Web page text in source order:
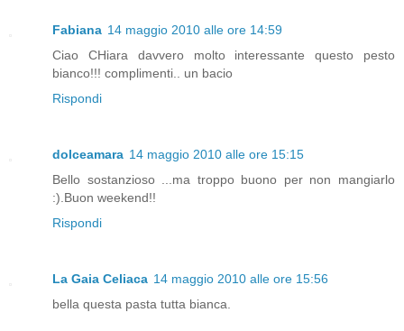
Fabiana 14 maggio 2010 alle ore 14:59
Ciao CHiara davvero molto interessante questo pesto
bianco!!! complimenti.. un bacio
Rispondi
dolceamara 14 maggio 2010 alle ore 15:15
Bello sostanzioso ...ma troppo buono per non mangiarlo
:).Buon weekend!!
Rispondi
La Gaia Celiaca 14 maggio 2010 alle ore 15:56
bella questa pasta tutta bianca.